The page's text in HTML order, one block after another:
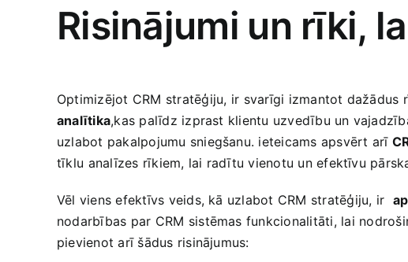
Risinājumi ⁤un rīki,
Optimizējot CRM stratēģiju, ir⁣ svarīgi izmantot
analītika,kas palīdz izprast klientu‌ uzvedību un
uzlabot pakalpojumu sniegšanu. ieteicams apsvērt ‍arī‍
tīklu ⁢analīzes rīkiem, lai radītu vienotu un ​efektīvu
Vēl viens efektīvs veids,​ kā uzlabot CRM stratēģiju, ‍ir ‍
nodarbības⁢ par CRM sistēmas‍ funkcionalitāti, lai⁢
pievienot arī‌ šādus risinājumus: